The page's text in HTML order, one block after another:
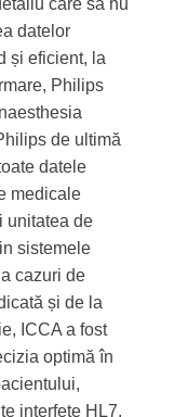
care să nu
datelor
și eficient, la
Philips
de ultimă
datele
medicale
unitatea de
sistemele
cazuri de
și de la
ICCA a fost
optimă în
interfețe HL7,